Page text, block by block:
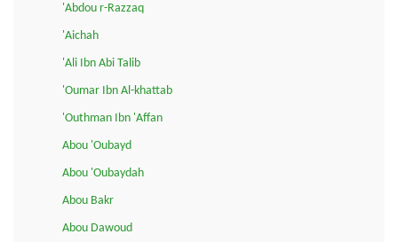
'Abdou r-Razzaq
'Aichah
'Ali Ibn Abi Talib
'Oumar Ibn Al-khattab
'Outhman Ibn 'Affan
Abou 'Oubayd
Abou 'Oubaydah
Abou Bakr
Abou Dawoud